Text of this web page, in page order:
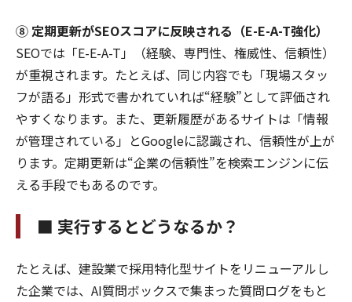
⑧ 定期更新がSEOスコアに反映される（E-E-A-T強化）
SEOでは「E-E-A-T」（経験、専門性、権威性、信頼性）
が重視されます。たとえば、同じ内容でも「現場スタッ
フが語る」形式で書かれていれば“経験”として評価され
やすくなります。また、更新履歴があるサイトは「情報
が管理されている」とGoogleに認識され、信頼性が上が
ります。定期更新は“企業の信頼性”を検索エンジンに伝
える手段でもあるのです。
■ 実行するとどうなるか？
たとえば、建設業で採用特化型サイトをリニューアルし
た企業では、AI質問ボックスで集まった質問ログをもと